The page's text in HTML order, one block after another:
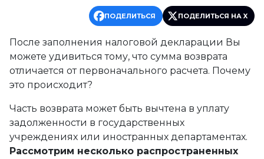
ПОДЕЛИТЬСЯ ПОДЕЛИТЬСЯ НА X
После заполнения налоговой декларации Вы
можете удивиться тому, что сумма возврата
отличается от первоначального расчета. Почему
это происходит?
Часть возврата может быть вычтена в уплату
задолженности в государственных
учреждениях или иностранных департаментах.
Рассмотрим несколько распространенных